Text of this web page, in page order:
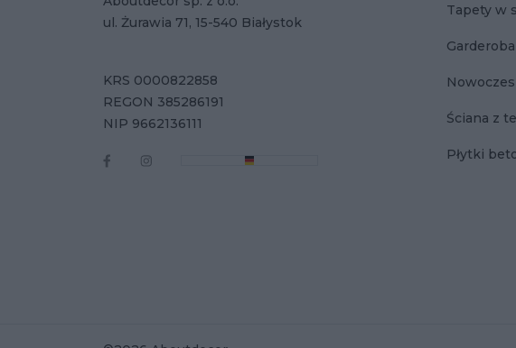
Tapety w
Ściana z
Płytki
ul. Żurawia 71, 15-540 Białystok
KRS 0000822858
REGON 385286191
NIP 9662136111